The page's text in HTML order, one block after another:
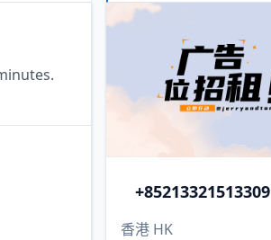
+85213321513309
香港 HK